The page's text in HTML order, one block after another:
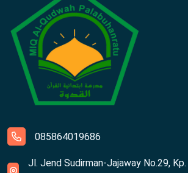
085864019686
Jl. Jend Sudirman-Jajaway No.29, Kp.